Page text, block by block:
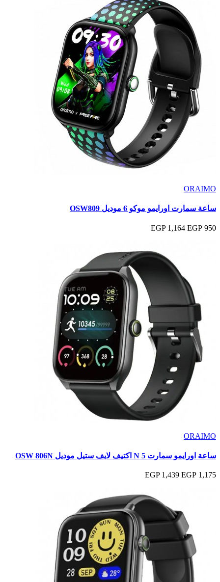
ORAIMO
ساعة سمارت اورايمو موكو 6 موديل OSW809
950 EGP
1,164 EGP
ORAIMO
ساعة اورايمو سمارت 5 N اكتيف لايف ستيل موديل OSW 806N
1,175 EGP
1,439 EGP